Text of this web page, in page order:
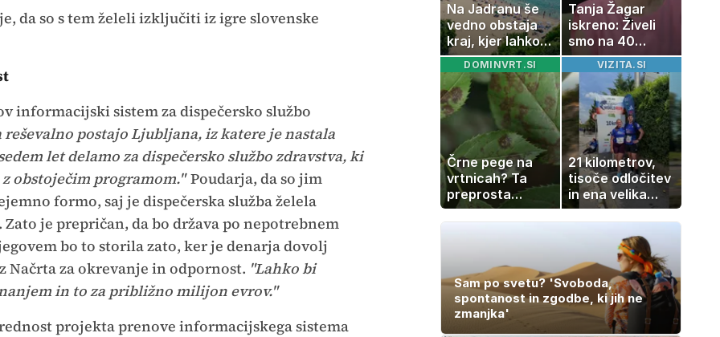
da so s tem želeli izključiti iz igre slovenske
informacijski sistem za dispečersko službo
reševalno postajo Ljubljana, iz katere je nastala
let delamo za dispečersko službo zdravstva, ki
obstoječim programom."Poudarja, da so jim
formo, saj je dispečerska služba želela
je prepričan, da bo država po nepotrebnem
bo to storila zato, ker je denarja dovolj
Načrta za okrevanje in odpornost. "Lahko bi
in to za približno milijon evrov."
projekta prenove informacijskega sistema
Na Jadranu še
vedno obstaja
kraj, kjer lahko
dopustujete
poceni:
nastanitev že od
10 evrov, kosilo
za pet evrov
Tanja Žagar
iskreno: Živeli
smo na 40
kvadratih, a
imela sem vse,
kar otrok
potrebuje
DOMINVRT.SI
Črne pege na
vrtnicah? Ta
preprosta
sestavina
pomaga
VIZITA.SI
21 kilometrov,
tisoče odločitev
in ena velika
želja: živeti na
polno s
sladkorno
boleznijo
Sam po svetu? 'Svoboda,
spontanost in zgodbe, ki jih ne
zmanjka'